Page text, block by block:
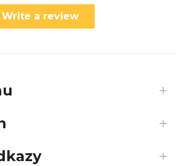
Write a review